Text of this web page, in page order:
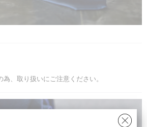
、取り扱いにご注意ください。